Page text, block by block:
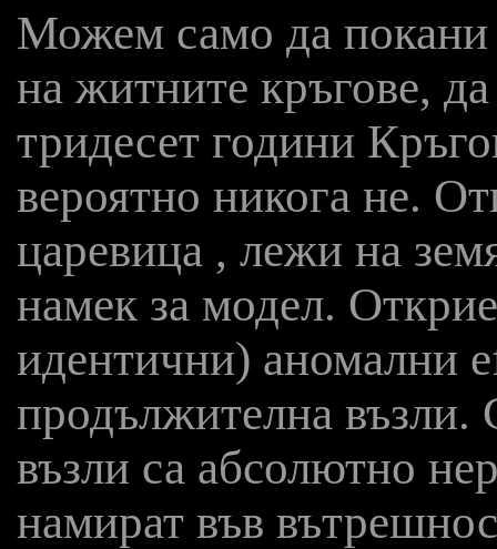
Можем само да покани
на житните кръгове,
тридесет години
вероятно никога не.
царевица , лежи на
намек за модел.
идентични) аномални
продължителна възли.
възли са абсолютно
намират във